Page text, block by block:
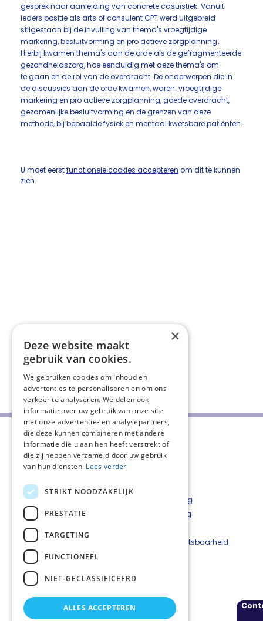
gesprek naar aanleiding van concrete casuïstiek. Vanuit
ieders positie als arts of consulent CPT werd uitgebreid
stilgestaan bij de invulling van thema's vroegtijdige
markering, besluitvorming en pro actieve zorgplanning.
Hierbij kwamen thema's aan de orde als de gefragmenteerde
gezondheidszorg, hoe eenduidig met deze thema's om
te gaan en de rol van de overdracht. De onderwerpen die in
de discussies aan de orde kwamen, waren: vroegtijdige
markering en pro actieve zorgplanning, goede overdracht,
gezamenlijke besluitvorming en de grenzen van deze
methode, bij bepaalde fysiek en mentaal kwetsbare patiënten.
U moet eerstfunctionele cookies accepteren om dit te kunnen
zien.
Deel deze pagina:
Over ons
CPT Rotterdam en omstreken
Aanmelden nieuwsbrief
Nieuwsarchief
Vacatures
Privacyverklaring
Cookieverklaring
Beveiligingskwetsbaarheid
Kwaliteitskader palliatieve zorg Nederland
×
Deze website maakt
gebruik van cookies.
We gebruiken cookies om inhoud en
advertenties te personaliseren en om ons
verkeer te analyseren. We delen ook
informatie over uw gebruik van onze site
met onze advertentie- en analysepartners,
die deze kunnen combineren met andere
informatie die u aan hen heeft verstrekt of
die zij hebben verzameld door uw gebruik
van hun diensten. Lees verder
STRIKT NOODZAKELIJK
PRESTATIE
TARGETING
FUNCTIONEEL
NIET-GECLASSIFICEERD
ALLES ACCEPTEREN